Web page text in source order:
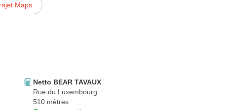
Maps
Netto BEAR TAVAUX
Rue du Luxembourg
510 mètres